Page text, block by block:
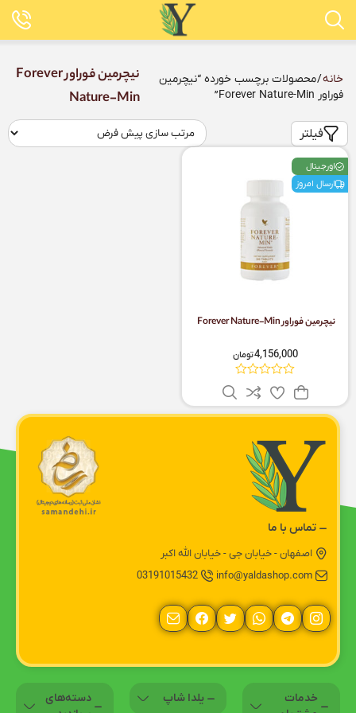
خانه/ محصولات برچسب خورده “نیچرمین
فوراور Forever Nature-Min”
نیچرمین فوراور Forever
Nature-Min
فیلتر
اورجینال
ارسال امروز
نیچرمین فوراور Forever Nature-Min
4,156,000تومان
تماس با ما
اصفهان - خیابان جی - خیابان الله اکبر
info@yaldashop.com
03191015432
خدمات
یلدا شاپ
دسته‌های